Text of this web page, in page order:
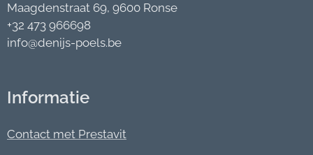
Maagdenstraat 69, 9600 Ronse
+32 473 966698
info@denijs-poels.be
Informatie
Contact met Prestavit